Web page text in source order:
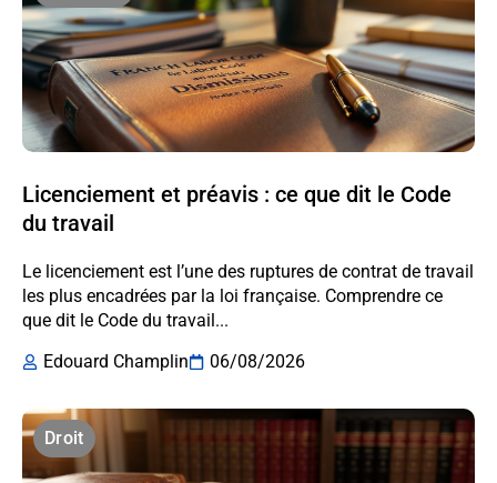
Licenciement et préavis : ce que dit le Code
du travail
Le licenciement est l’une des ruptures de contrat de travail
les plus encadrées par la loi française. Comprendre ce
que dit le Code du travail...
Edouard Champlin
06/08/2026
Droit